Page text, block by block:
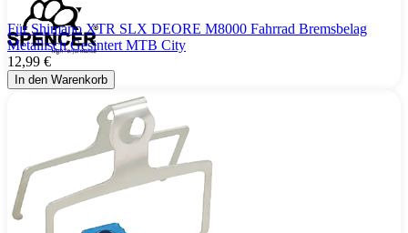
Für Shimano XTR SLX DEORE M8000 Fahrrad Bremsbelag
Metallisch Gesintert MTB City
12,99 €
In den Warenkorb